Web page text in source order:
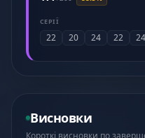
СЕРІЇ
22 20 24 22 24
Висновки
Короткі висновки по